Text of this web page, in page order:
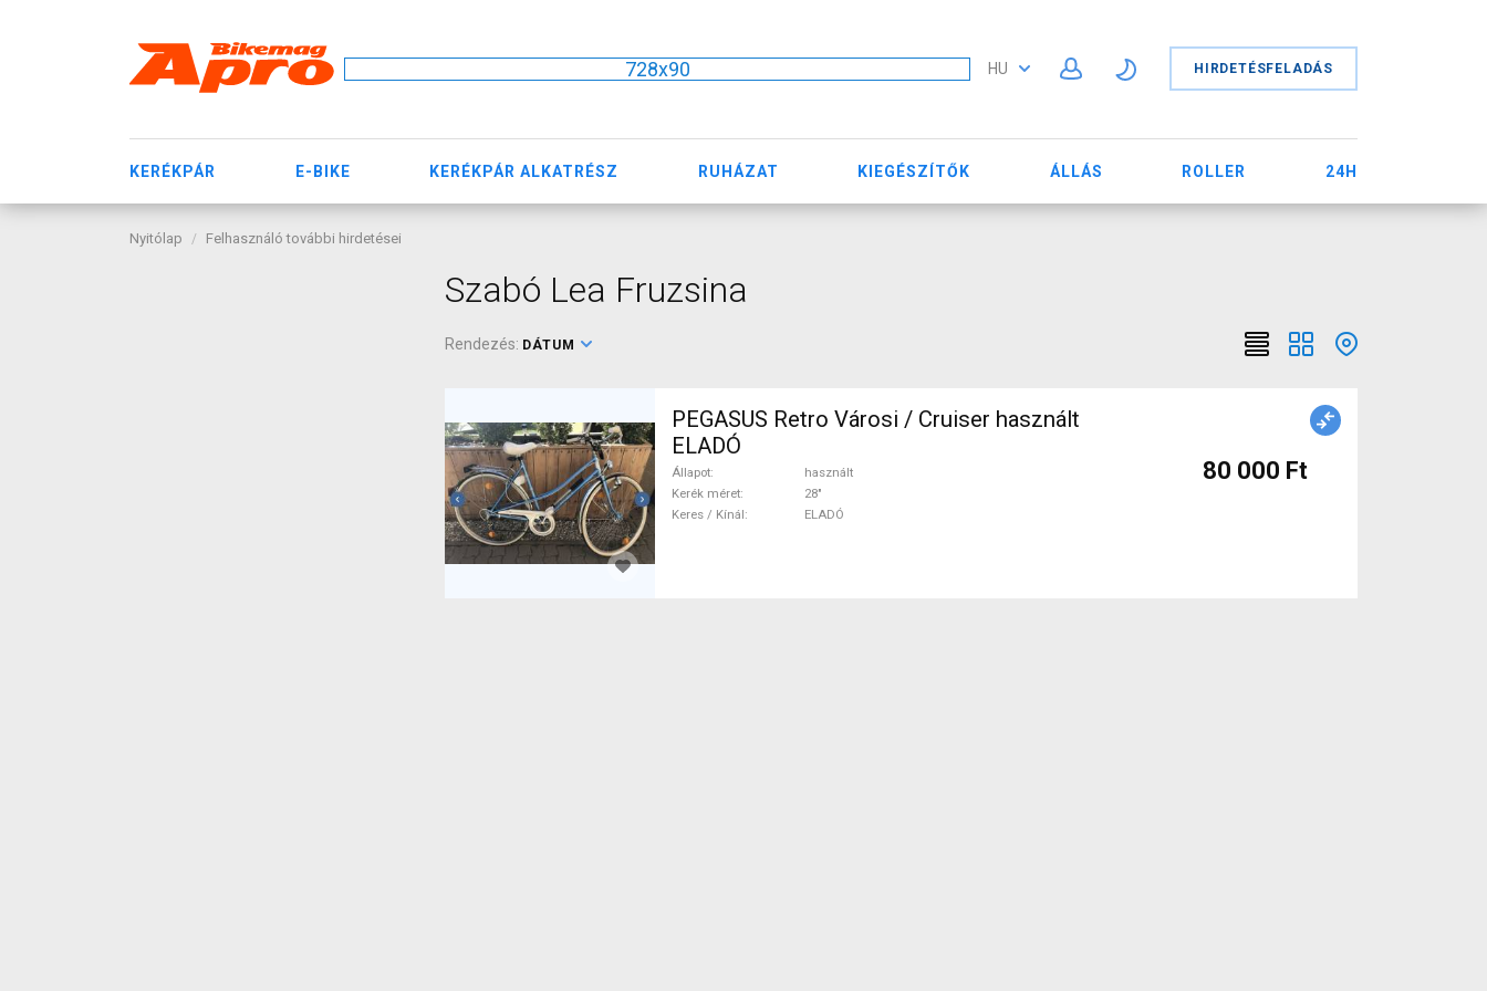
728x90 HU HIRDETÉSFELADÁS
KERÉKPÁR E-BIKE KERÉKPÁR ALKATRÉSZ RUHÁZAT KIEGÉSZÍTŐK ÁLLÁS ROLLER 24H
Nyitólap Felhasználó további hirdetései
Szabó Lea Fruzsina
Rendezés: DÁTUM
PEGASUS Retro Városi / Cruiser használt
ELADÓ
Állapot
használt
Kerék méret
28"
Keres / Kínál
ELADÓ
80 000 Ft